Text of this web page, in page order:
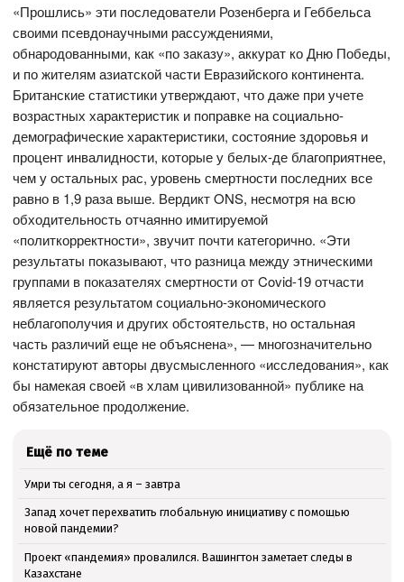
«Прошлись» эти последователи Розенберга и Геббельса
своими псевдонаучными рассуждениями,
обнародованными, как «по заказу», аккурат ко Дню Победы,
и по жителям азиатской части Евразийского континента.
Британские статистики утверждают, что даже при учете
возрастных характеристик и поправке на социально-
демографические характеристики, состояние здоровья и
процент инвалидности, которые у белых-де благоприятнее,
чем у остальных рас, уровень смертности последних все
равно в 1,9 раза выше. Вердикт ONS, несмотря на всю
обходительность отчаянно имитируемой
«политкорректности», звучит почти категорично. «Эти
результаты показывают, что разница между этническими
группами в показателях смертности от Covid-19 отчасти
является результатом социально-экономического
неблагополучия и других обстоятельств, но остальная
часть различий еще не объяснена», — многозначительно
констатируют авторы двусмысленного «исследования», как
бы намекая своей «в хлам цивилизованной» публике на
обязательное продолжение.
Ещё по теме
Умри ты сегодня, а я – завтра
Запад хочет перехватить глобальную инициативу с помощью
новой пандемии?
Проект «пандемия» провалился. Вашингтон заметает следы в
Казахстане